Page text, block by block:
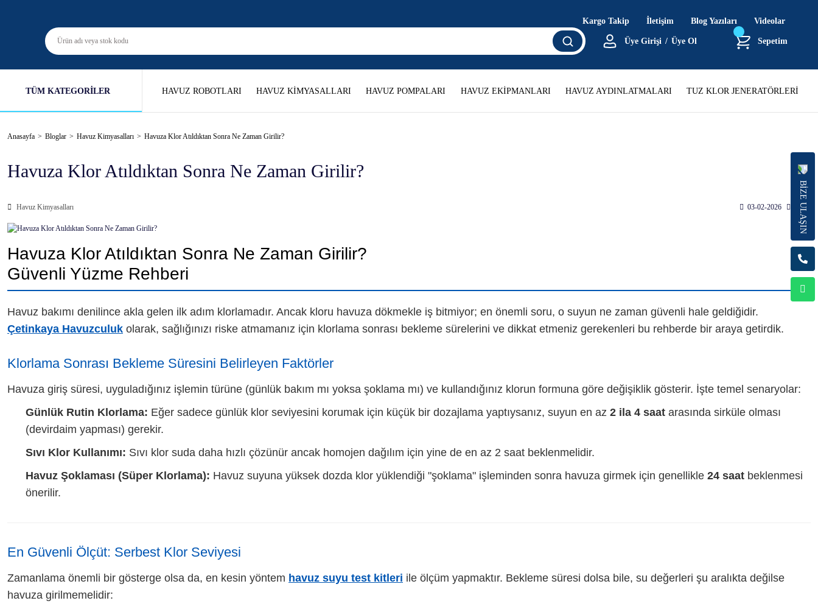
Kargo Takip İletişim Blog Yazıları Videolar
Üye Girişi / Üye Ol Sepetim
TÜM KATEGORİLER HAVUZ ROBOTLARI HAVUZ KİMYASALLARI HAVUZ POMPALARI HAVUZ EKİPMANLARI HAVUZ AYDINLATMALARI TUZ KLOR JENERATÖRLERİ
Anasayfa Bloglar Havuz Kimyasalları Havuza Klor Atıldıktan Sonra Ne Zaman Girilir?
Havuza Klor Atıldıktan Sonra Ne Zaman Girilir?
Havuz Kimyasalları 03-02-2026 15:35
Havuza Klor Atıldıktan Sonra Ne Zaman Girilir?
Güvenli Yüzme Rehberi
Havuz bakımı denilince akla gelen ilk adım klorlamadır. Ancak kloru havuza dökmekle iş bitmiyor; en önemli soru, o suyun ne zaman güvenli hale geldiğidir.
Çetinkaya Havuzculuk olarak, sağlığınızı riske atmamanız için klorlama sonrası bekleme sürelerini ve dikkat etmeniz gerekenleri bu rehberde bir araya getirdik.
Klorlama Sonrası Bekleme Süresini Belirleyen Faktörler
Havuza giriş süresi, uyguladığınız işlemin türüne (günlük bakım mı yoksa şoklama mı) ve kullandığınız klorun formuna göre değişiklik gösterir. İşte temel senaryolar:
Günlük Rutin Klorlama: Eğer sadece günlük klor seviyesini korumak için küçük bir dozajlama yaptıysanız, suyun en az 2 ila 4 saat arasında sirküle olması
(devirdaim yapması) gerekir.
Sıvı Klor Kullanımı: Sıvı klor suda daha hızlı çözünür ancak homojen dağılım için yine de en az 2 saat beklenmelidir.
Havuz Şoklaması (Süper Klorlama): Havuz suyuna yüksek dozda klor yüklendiği "şoklama" işleminden sonra havuza girmek için genellikle 24 saat beklenmesi
önerilir.
En Güvenli Ölçüt: Serbest Klor Seviyesi
Zamanlama önemli bir gösterge olsa da, en kesin yöntem havuz suyu test kitleri ile ölçüm yapmaktır. Bekleme süresi dolsa bile, su değerleri şu aralıkta değilse
havuza girilmemelidir:
BİZE ULAŞIN